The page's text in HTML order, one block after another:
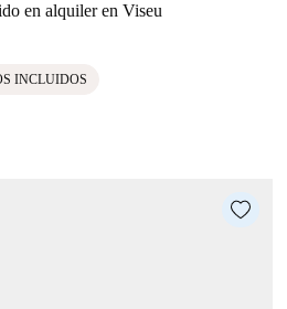
en alquiler en Viseu
INCLUIDOS